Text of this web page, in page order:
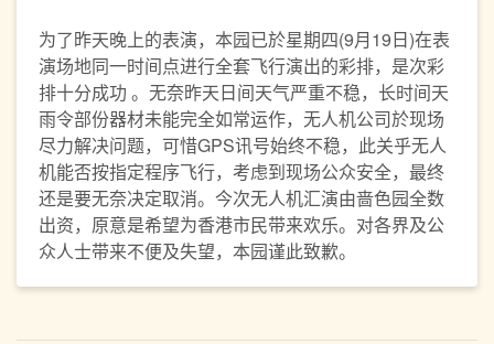
为了昨天晚上的表演，本园已於星期四(9月19日)在表
演场地同一时间点进行全套飞行演出的彩排，是次彩
排十分成功 。无奈昨天日间天气严重不稳，长时间天
雨令部份器材未能完全如常运作，无人机公司於现场
尽力解决问题，可惜GPS讯号始终不稳，此关乎无人
机能否按指定程序飞行，考虑到现场公众安全，最终
还是要无奈决定取消。今次无人机汇演由啬色园全数
出资，原意是希望为香港市民带来欢乐。对各界及公
众人士带来不便及失望，本园谨此致歉。